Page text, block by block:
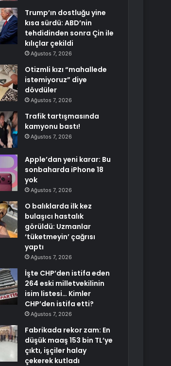
Trump’ın dostluğu yine
kısa sürdü: ABD’nin
tehdidinden sonra Çin ile
kılıçlar çekildi
Ağustos 7, 2026
Otizmli kızı “mahallede
istemiyoruz” diye
dövdüler
Ağustos 7, 2026
Trafik tartışmasında
kamyonu bastı!
Ağustos 7, 2026
Apple’dan yeni karar: Bu
sonbaharda iPhone 18
yok
Ağustos 7, 2026
O balıklarda ilk kez
bulaşıcı hastalık
görüldü: Uzmanlar
‘tüketmeyin’ çağrısı
yaptı
Ağustos 7, 2026
İşte CHP’den istifa eden
264 eski milletvekilinin
isim listesi… Kimler
CHP’den istifa etti?
Ağustos 7, 2026
Fabrikada rekor zam: En
düşük maaş 153 bin TL’ye
çıktı, işçiler halay
çekerek kutladı